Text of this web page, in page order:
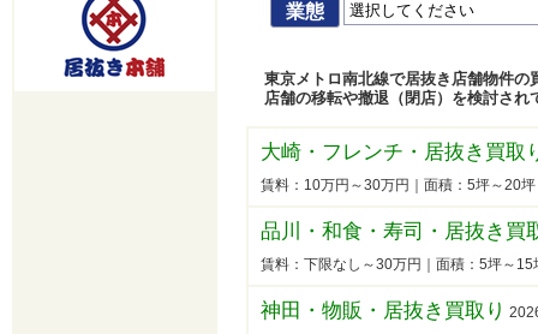
業態
東京メトロ南北線で居抜き店舗物件
店舗の移転や撤退（閉店）を検討さ
大崎・フレンチ・居抜き買取
賃料：10万円～30万円｜面積：5坪～20
品川・和食・寿司・居抜き買
賃料：下限なし～30万円｜面積：5坪～
神田・物販・居抜き買取り